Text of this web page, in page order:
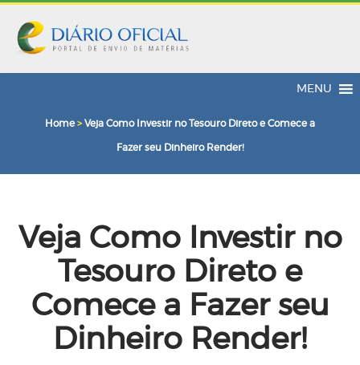
MENU
Home > Veja Como Investir no Tesouro Direto e Comece a
Fazer seu Dinheiro Render!
Veja Como Investir no
Tesouro Direto e
Comece a Fazer seu
Dinheiro Render!